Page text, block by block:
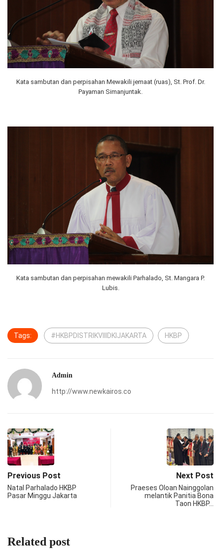
Kata sambutan dan perpisahan Mewakili jemaat (ruas), St. Prof. Dr.
Payaman Simanjuntak.
Kata sambutan dan perpisahan mewakili Parhalado, St. Mangara P.
Lubis.
Tags: #HKBPDISTRIKVIIIDKIJAKARTA HKBP
Admin
http://www.newkairos.co
Previous Post
Natal Parhalado HKBP
Pasar Minggu Jakarta
Next Post
Praeses Oloan Nainggolan
melantik Panitia Bona
Taon HKBP…
Related post